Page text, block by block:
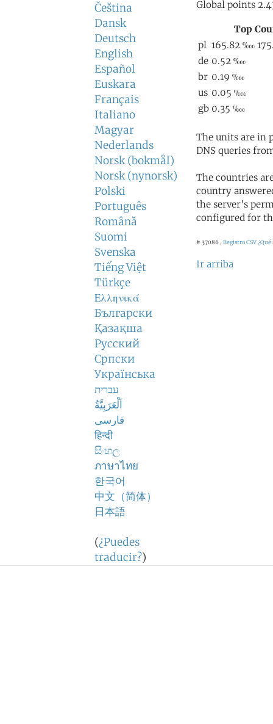
Čeština
Dansk
Deutsch
English
Español
Euskara
Français
Italiano
Magyar
Nederlands
Norsk (bokmål)
Norsk (nynorsk)
Polski
Português
Română
Suomi
Svenska
Tiếng Việt
Türkçe
Ελληνικά
Български
Қазақша
Русский
Српски
Українська
עברית
اَلْعَرَبِيَّةُ
فارسی
हिन्दी
සිංහල
ภาษาไทย
한국어
中文（简体）
日本語
(¿Puedes
traducir?)
The units are in
DNS queries
The countries
country
the server's
configured for
# 37086 , Registro CSV¿Qué
Ir arriba